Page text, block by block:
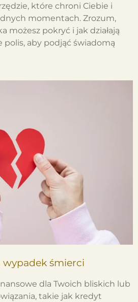
które chroni Ciebie i
momentach. Zrozum,
możesz pokryć i jak działają
polis, aby podjąć świadomą
wypadek śmierci
dla Twoich bliskich lub
takie jak kredyt